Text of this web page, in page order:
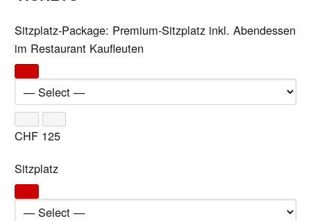
Sitzplatz-Package: Premium-Sitzplatz inkl. Abendessen
im Restaurant Kaufleuten
CHF 125
Sitzplatz